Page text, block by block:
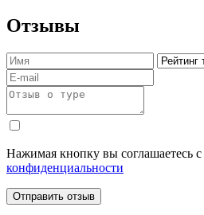
Отзывы
Нажимая кнопку вы соглашаетесь с
конфиденциальности
Отправить отзыв